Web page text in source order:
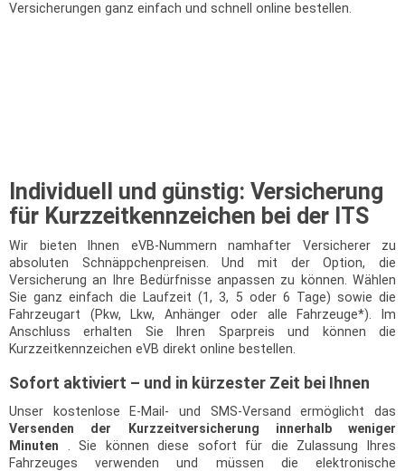
Versicherungen ganz einfach und schnell online bestellen.
Individuell und günstig: Versicherung
für Kurzzeitkennzeichen bei der ITS
Wir bieten Ihnen eVB-Nummern namhafter Versicherer zu
absoluten Schnäppchenpreisen. Und mit der Option, die
Versicherung an Ihre Bedürfnisse anpassen zu können. Wählen
Sie ganz einfach die Laufzeit (1, 3, 5 oder 6 Tage) sowie die
Fahrzeugart (Pkw, Lkw, Anhänger oder alle Fahrzeuge*). Im
Anschluss erhalten Sie Ihren Sparpreis und können die
Kurzzeitkennzeichen eVB direkt online bestellen.
Sofort aktiviert – und in kürzester Zeit bei Ihnen
Unser kostenlose E-Mail- und SMS-Versand ermöglicht das
Versenden der Kurzzeitversicherung innerhalb weniger
Minuten
. Sie können diese sofort für die Zulassung Ihres
Fahrzeuges verwenden und müssen die elektronische